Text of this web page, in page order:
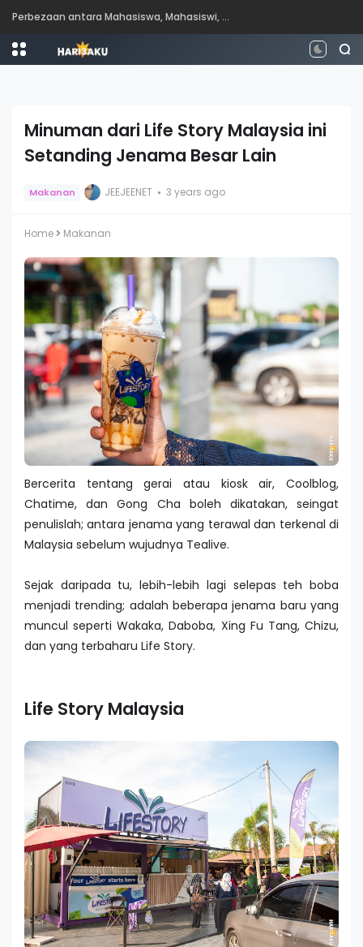
Perbezaan antara Mahasiswa, Mahasiswi, Graduan, Siswazah, Pascasiswazah, Doktor dan Pascakedoktoran
Minuman dari Life Story Malaysia ini
Setanding Jenama Besar Lain
Makanan JEEJEENET 3 years ago
Home Makanan
Bercerita tentang gerai atau kiosk air, Coolblog,
Chatime, dan Gong Cha boleh dikatakan, seingat
penulislah; antara jenama yang terawal dan terkenal di
Malaysia sebelum wujudnya Tealive.
Sejak daripada tu, lebih-lebih lagi selepas teh boba
menjadi trending; adalah beberapa jenama baru yang
muncul seperti Wakaka, Daboba, Xing Fu Tang, Chizu,
dan yang terbaharu Life Story.
Life Story Malaysia